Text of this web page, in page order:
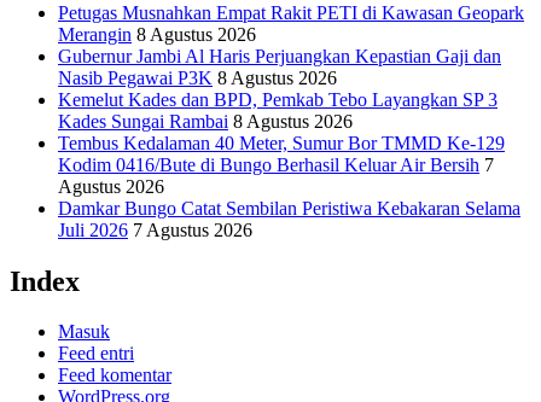
Petugas Musnahkan Empat Rakit PETI di Kawasan Geopark
Merangin 8 Agustus 2026
Gubernur Jambi Al Haris Perjuangkan Kepastian Gaji dan
Nasib Pegawai P3K 8 Agustus 2026
Kemelut Kades dan BPD, Pemkab Tebo Layangkan SP 3
Kades Sungai Rambai 8 Agustus 2026
Tembus Kedalaman 40 Meter, Sumur Bor TMMD Ke-129
Kodim 0416/Bute di Bungo Berhasil Keluar Air Bersih 7
Agustus 2026
Damkar Bungo Catat Sembilan Peristiwa Kebakaran Selama
Juli 2026 7 Agustus 2026
Index
Masuk
Feed entri
Feed komentar
WordPress.org